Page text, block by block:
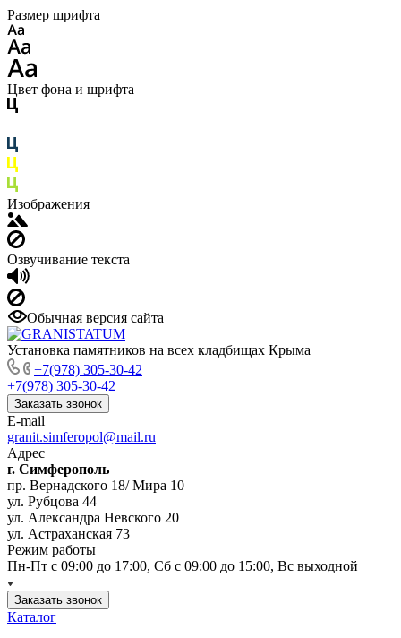
Размер шрифта
Цвет фона и шрифта
Изображения
Озвучивание текста
Обычная версия сайта
Установка памятников на всех кладбищах Крыма
+7(978) 305-30-42
+7(978) 305-30-42
Заказать звонок
E-mail
granit.simferopol@mail.ru
Адрес
г. Симферополь
пр. Вернадского 18/ Мира 10
ул. Рубцова 44
ул. Александра Невского 20
ул. Астраханская 73
Режим работы
Пн-Пт с 09:00 до 17:00, Сб с 09:00 до 15:00, Вс выходной
Заказать звонок
Каталог